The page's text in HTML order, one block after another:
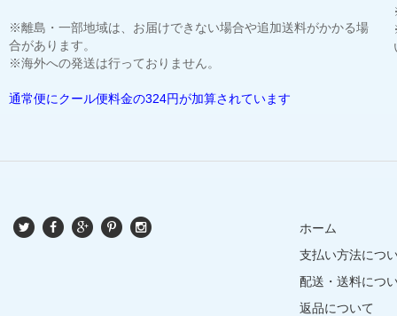
※離島・一部地域は、お届けできない場合や追加送料がかかる場
合があります。
※海外への発送は行っておりません。
通常便にクール便料金の324円が加算されています
ホーム
支払い方法につ
配送・送料につ
返品について